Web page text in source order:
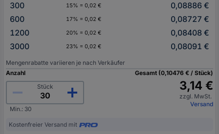
300
15% = 0,02 €
0,08886 €
600
17% = 0,02 €
0,08727 €
1200
20% = 0,02 €
0,08408 €
3000
23% = 0,02 € 0,08091 €
Mengenrabatte variieren je nach Verkäufer
Anzahl
Stück
Min.: 30
Gesamt (0,10476 € / Stück)
3,14 €
zzgl. MwSt.
Versand
Kostenfreier Versand mit